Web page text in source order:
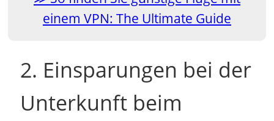
einem VPN: The Ultimate Guide
2. Einsparungen bei der
Unterkunft beim